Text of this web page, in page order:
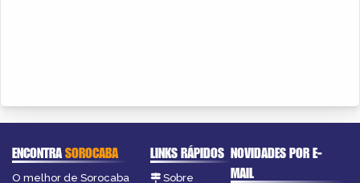
ENCONTRASOROCABA
O melhor de Sorocaba
LINKS RÁPIDOS
Sobre
NOVIDADES POR E-
MAIL